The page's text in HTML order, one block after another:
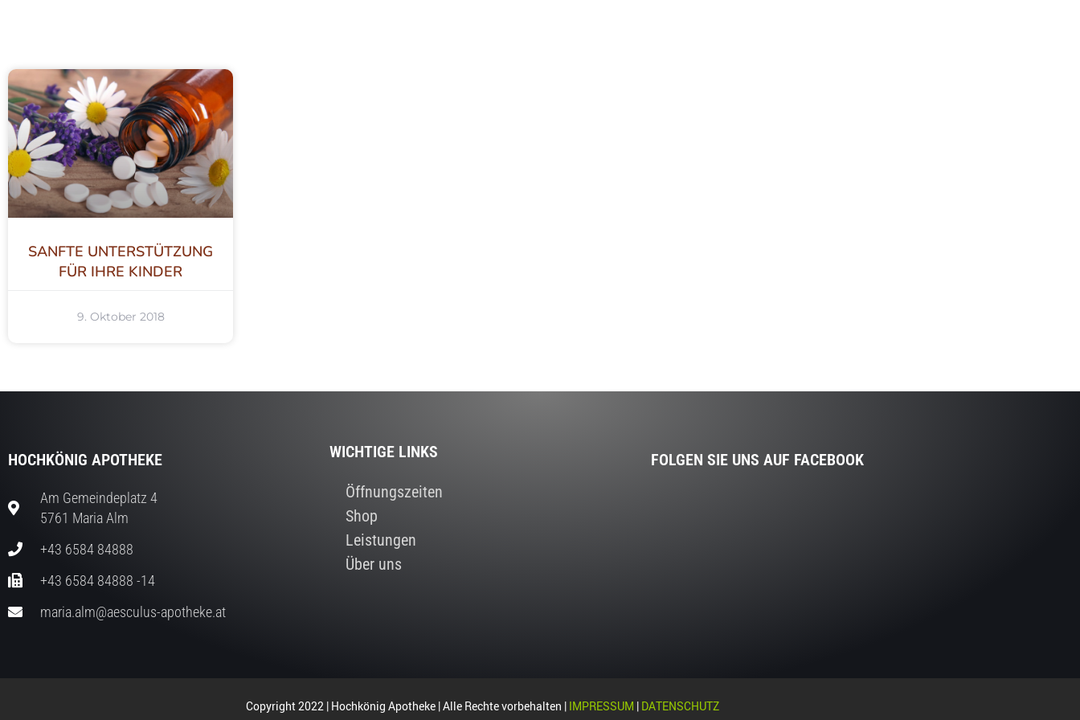
SANFTE UNTERSTÜTZUNG
FÜR IHRE KINDER
9. Oktober 2018
HOCHKÖNIG APOTHEKE
Am Gemeindeplatz 4
5761 Maria Alm
+43 6584 84888
+43 6584 84888 -14
maria.alm@aesculus-apotheke.at
WICHTIGE LINKS
Öffnungszeiten
Shop
Leistungen
Über uns
FOLGEN SIE UNS AUF FACEBOOK
Copyright 2022 | Hochkönig Apotheke | Alle Rechte vorbehalten | IMPRESSUM | DATENSCHUTZ